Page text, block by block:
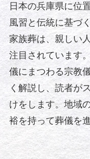
日本の兵庫県に位
風習と伝統に基づ
家族葬は、親しい
注目されています
儀にまつわる宗教
く解説し、読者が
けをします。地域
裕を持って葬儀を